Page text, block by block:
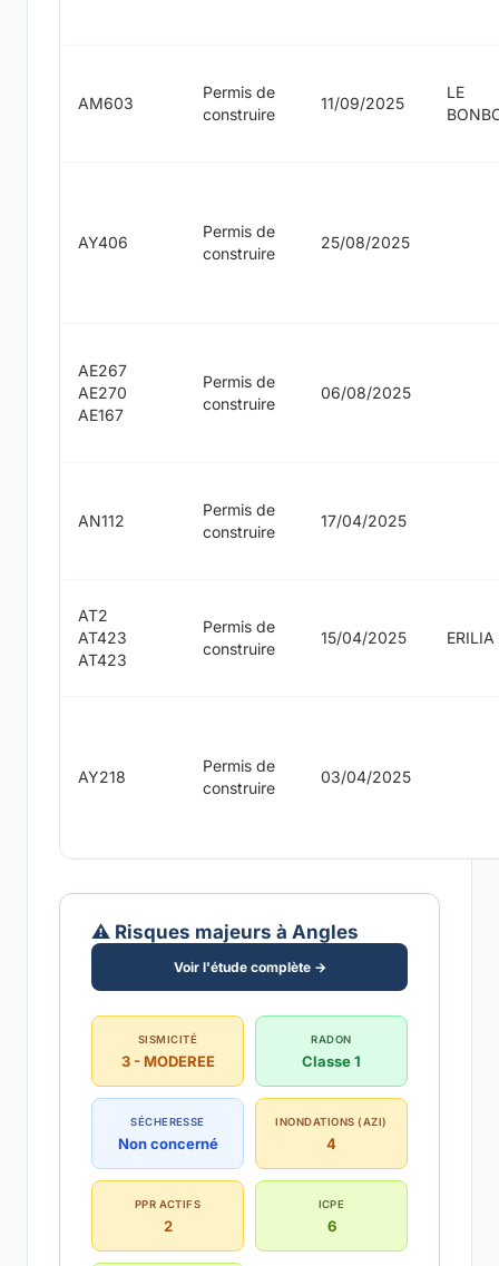
AM603
Permis de
construire
11/09/2025
LE
AY406
Permis de
construire
25/08/2025
AE267
AE270
AE167
Permis de
construire
06/08/2025
AN112
Permis de
construire
17/04/2025
AT2
AT423
AT423
Permis de
construire
15/04/2025 ERILIA
AY218
Permis de
construire
03/04/2025
⚠️ Risques majeurs à Angles
Voir l'étude complète →
SISMICITÉ
3 - MODEREE
RADON
Classe 1
SÉCHERESSE
Non concerné
INONDATIONS (AZI)
4
PPR ACTIFS
2
ICPE
6